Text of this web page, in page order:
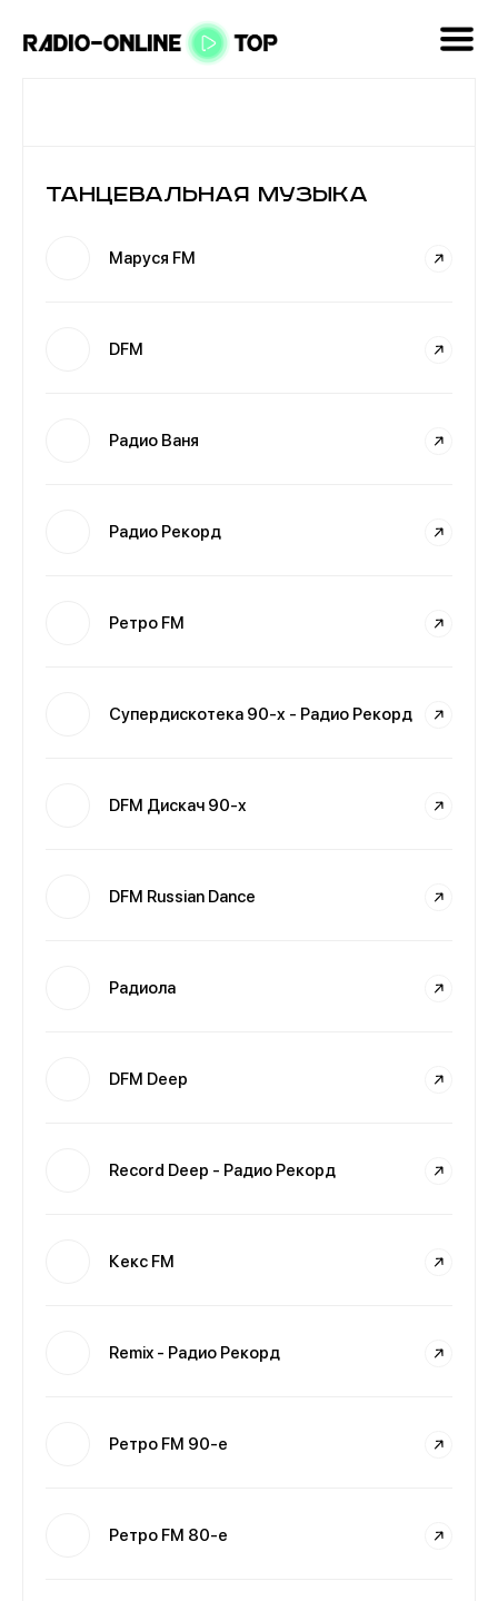
Танцевальная музыка
Маруся FM
DFM
Радио Ваня
Радио Рекорд
Ретро FM
Супердискотека 90-х - Радио Рекорд
DFM Дискач 90-х
DFM Russian Dance
Радиола
DFM Deep
Record Deep - Радио Рекорд
Кекс FM
Remix - Радио Рекорд
Ретро FM 90-е
Ретро FM 80-е